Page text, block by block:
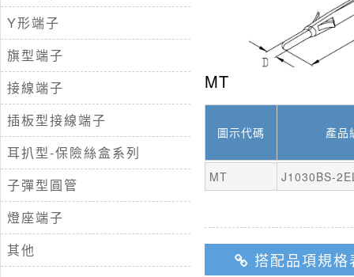
Y形端子
旗型端子
接線端子
插板型接線端子
耳扒型-保險絲盒系列
子彈型圓管
燈座端子
其他
MT
圖示代碼 產品
MT J1030BS-
搭配品項規格